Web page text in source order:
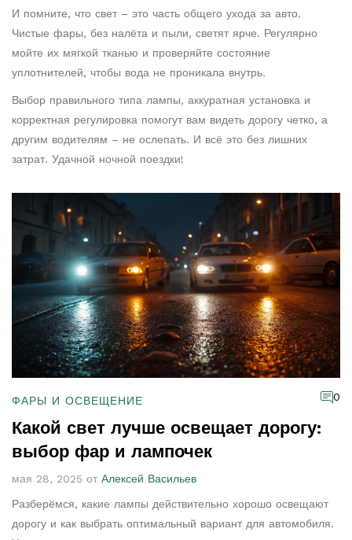
И помните, что свет – это часть общего ухода за авто.
Чистые фары, без налёта и пыли, светят ярче. Регулярно
мойте их мягкой тканью и проверяйте состояние
уплотнителей, чтобы вода не проникала внутрь.
Выбор правильного типа лампы, аккуратная установка и
корректная регулировка помогут вам видеть дорогу четко, а
другим водителям – не ослепать. И всё это без лишних
затрат. Удачной ночной поездки!
ФАРЫ И ОСВЕЩЕНИЕ 0
Какой свет лучше освещает дорогу:
выбор фар и лампочек
мая 28, 2025 от Алексей Васильев
Разберёмся, какие лампы действительно хорошо освещают
дорогу и как выбрать оптимальный вариант для автомобиля.